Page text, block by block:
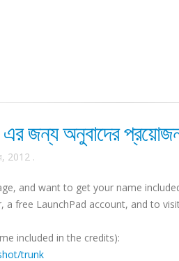
জন্য অনুবাদের
2012 .
and want to get your name
a free LaunchPad account, and to
included in the credits):
trunk